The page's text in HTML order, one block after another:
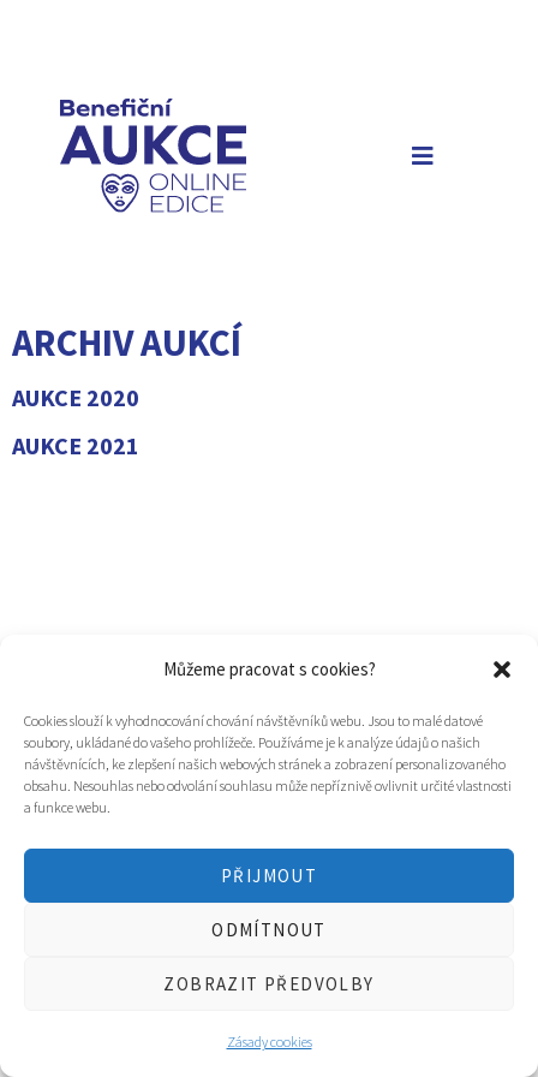
Můžeme pracovat s cookies?
Cookies slouží k vyhodnocování chování návštěvníků webu. Jsou to malé datové
soubory, ukládané do vašeho prohlížeče. Používáme je k analýze údajů o našich
návštěvnících, ke zlepšení našich webových stránek a zobrazení personalizovaného
obsahu. Nesouhlas nebo odvolání souhlasu může nepříznivě ovlivnit určité vlastnosti
a funkce webu.
PŘIJMOUT
ODMÍTNOUT
ZOBRAZIT PŘEDVOLBY
Zásady cookies
ARCHIV AUKCÍ
AUKCE 2020
AUKCE 2021
© 2025Hospic svatého Lazara
Tvorba webu a designWOOP.design/Eva Chmelová